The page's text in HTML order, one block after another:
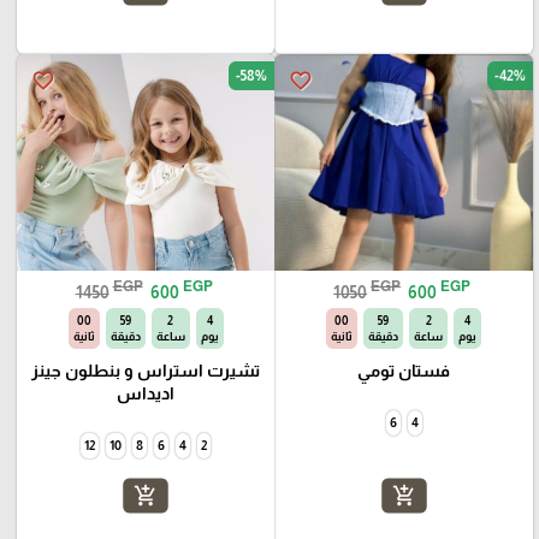
favorite_border -42%
1050 EGP 600 EGP
4
يوم
2
ساعة
58
دقيقة
59
ثانية
فستان تومي
4
6
add_shopping_cart
favorite_border -58%
1450 EGP 600 EGP
4
يوم
2
ساعة
58
دقيقة
59
ثانية
تشيرت استراس و بنطلون جينز
اديداس
2
4
6
8
10
12
add_shopping_cart